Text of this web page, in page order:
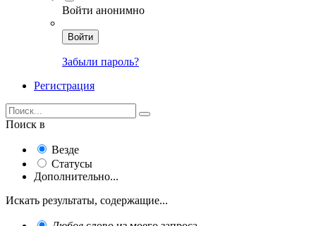
Войти анонимно
Войти
Забыли пароль?
Регистрация
Поиск в
Везде
Статусы
Дополнительно...
Искать результаты, содержащие...